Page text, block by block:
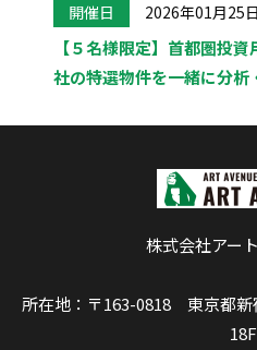
開催日 2026年01月25日
【５名様限定】首都圏投
社の特選物件を一緒に分析
株式会社アー
所在地：〒163-0818 東京都新
18F